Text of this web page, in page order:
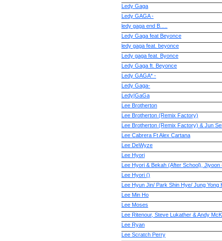
Ledy Gaga
Ledy GAGA -
ledy gaga end B.....
Ledy Gaga feat Beyonce
ledy gaga feat. beyonce
Ledy gaga feat. Byonce
Ledy Gaga ft. Beyonce
Ledy GAGA* -
Ledy Gaga-
Ledy|GaGa
Lee Brotherton
Lee Brotherton (Remix Factory)
Lee Brotherton (Remix Factory) & Jun
Lee Cabrera Ft Alex Cartana
Lee DeWyze
Lee Hyori
Lee Hyori & Bekah (After School), Jiyoon
Lee Hyori ()
Lee Hyun Jin/ Park Shin Hye/ Jung Yong
Lee Min Ho
Lee Moses
Lee Ritenour, Steve Lukather & Andy
Lee Ryan
Lee Scratch Perry